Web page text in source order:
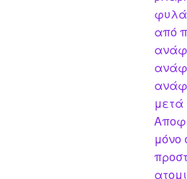
από
μετά
μόνο